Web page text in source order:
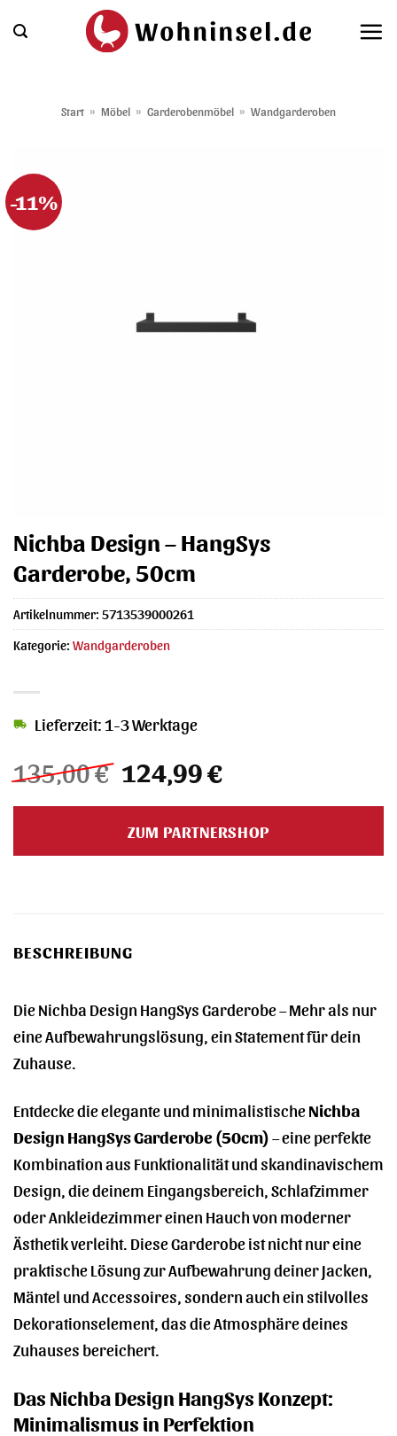
Inhalt
Start » Möbel » Garderobenmöbel » Wandgarderoben
-11%
Nichba Design – HangSys
Garderobe, 50cm
135,00€ Ursprünglicher
Preis
war:
135,00 €
124,99€Aktueller
ist:
124,99 €.
Lieferzeit: 1-3 Werktage
ZUM PARTNERSHOP
Artikelnummer: 5713539000261
Kategorie: Wandgarderoben
BESCHREIBUNG
Die Nichba Design HangSys Garderobe – Mehr als nur
eine Aufbewahrungslösung, ein Statement für dein
Zuhause.
Entdecke die elegante und minimalistischeNichba
Design HangSys Garderobe (50cm)– eine perfekte
Kombination aus Funktionalität und skandinavischem
Design, die deinem Eingangsbereich, Schlafzimmer
oder Ankleidezimmer einen Hauch von moderner
Ästhetik verleiht. Diese Garderobe ist nicht nur eine
praktische Lösung zur Aufbewahrung deiner Jacken,
Mäntel und Accessoires, sondern auch ein stilvolles
Dekorationselement, das die Atmosphäre deines
Zuhauses bereichert.
Das Nichba Design HangSys Konzept:
Minimalismus in Perfektion